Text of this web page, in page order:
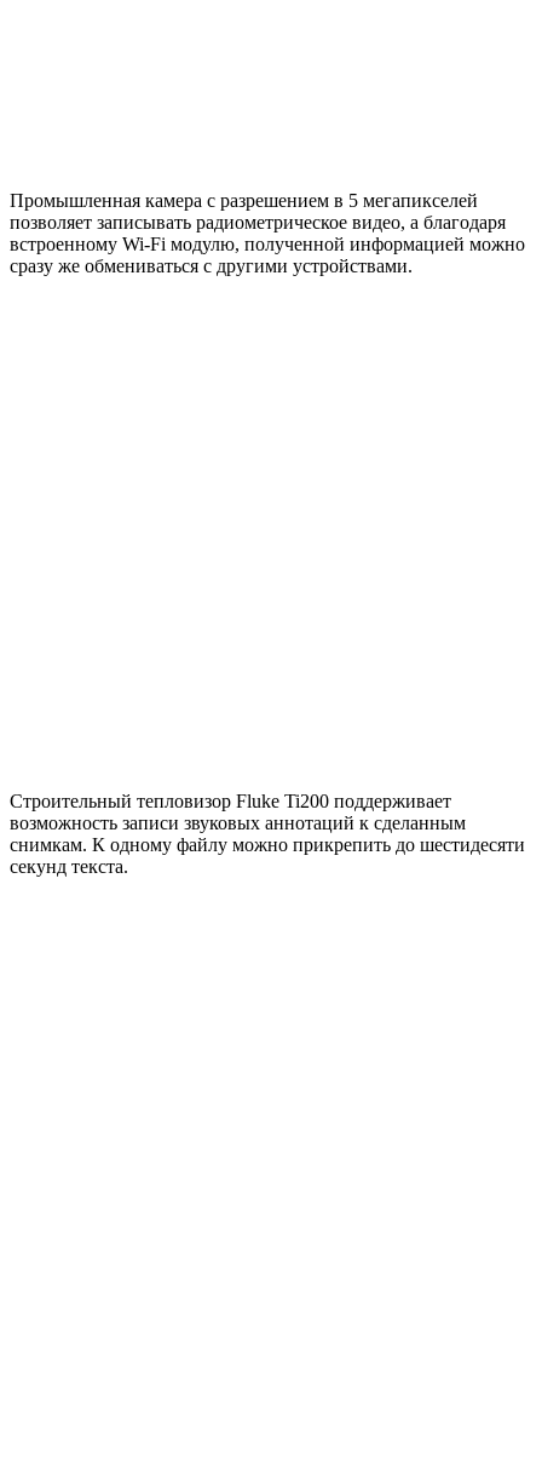
Промышленная камера с разрешением в 5 мегапикселей
позволяет записывать радиометрическое видео, а благодаря
встроенному Wi-Fi модулю, полученной информацией можно
сразу же обмениваться с другими устройствами.
Строительный тепловизор Fluke Ti200 поддерживает
возможность записи звуковых аннотаций к сделанным
снимкам. К одному файлу можно прикрепить до шестидесяти
секунд текста.